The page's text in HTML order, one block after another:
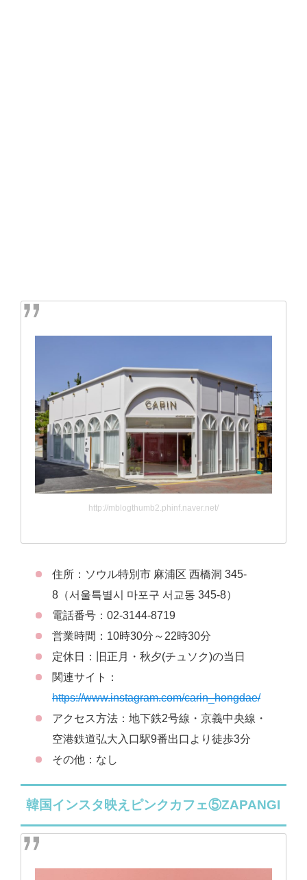
http://mblogthumb2.phinf.naver.net/
住所：ソウル特別市 麻浦区 西橋洞 345-
8（서울특별시 마포구 서교동 345-8）
電話番号：02-3144-8719
営業時間：10時30分～22時30分
定休日：旧正月・秋夕(チュソク)の当日
関連サイト：
https://www.instagram.com/carin_hongdae/
アクセス方法：地下鉄2号線・京義中央線・
空港鉄道弘大入口駅9番出口より徒歩3分
その他：なし
韓国インスタ映えピンクカフェ⑤ZAPANGI